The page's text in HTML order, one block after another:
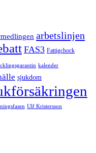
arbetslinjen
FAS3 Fattigchock
kalender
sjukdom
Ulf Kristersson